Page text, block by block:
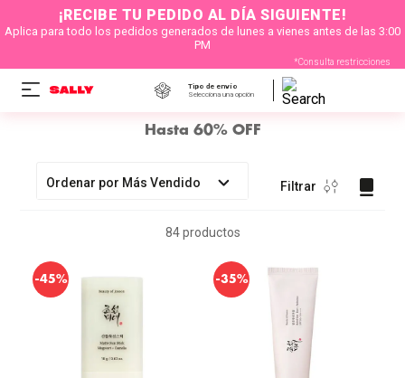
¡RECIBE TU PEDIDO AL DÍA SIGUIENTE!
Aplica para todo los pedidos generados de lunes a vienes antes de las 3:00
PM
*Consulta restricciones
Tipo de envío
Selecciona una opción
Hasta 60% OFF
Ordenar por Más Vendido Filtrar
84productos
-45% -35%